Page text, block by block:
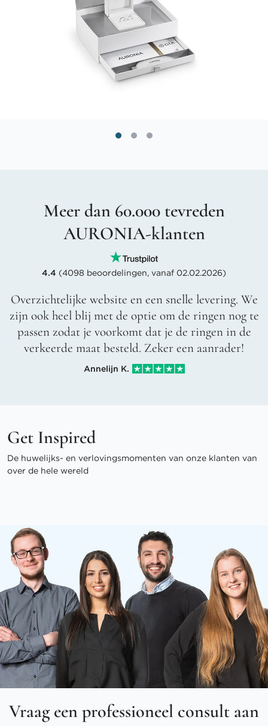
Meer dan 60.000 tevreden
AURONIA-klanten
4.4 (4098 beoordelingen, vanaf 02.02.2026)
Overzichtelijke website en een snelle levering. We
zijn ook heel blij met de optie om de ringen nog te
passen zodat je voorkomt dat je de ringen in de
verkeerde maat besteld. Zeker een aanrader!
Annelijn K.
Get Inspired
De huwelijks- en verlovingsmomenten van onze klanten van
over de hele wereld
Vraag een professioneel consult aan